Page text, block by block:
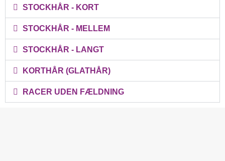
STOCKHÅR - KORT
STOCKHÅR - MELLEM
STOCKHÅR - LANGT
KORTHÅR (GLATHÅR)
RACER UDEN FÆLDNING